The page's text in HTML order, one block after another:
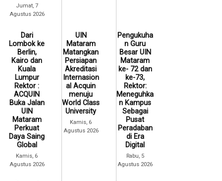
Jumat, 7
Agustus 2026
Dari
Lombok ke
Berlin,
Kairo dan
Kuala
Lumpur
Rektor :
ACQUIN
Buka Jalan
UIN
Mataram
Perkuat
Daya Saing
Global
Kamis, 6
Agustus 2026
UIN
Mataram
Matangkan
Persiapan
Akreditasi
Internasion
al Acquin
menuju
World Class
University
Kamis, 6
Agustus 2026
Pengukuha
n Guru
Besar UIN
Mataram
ke- 72 dan
ke-73,
Rektor:
Meneguhka
n Kampus
Sebagai
Pusat
Peradaban
di Era
Digital
Rabu, 5
Agustus 2026